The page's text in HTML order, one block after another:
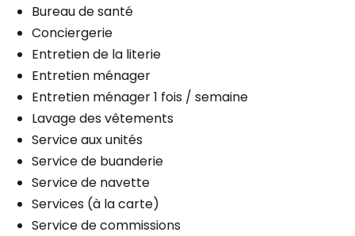
Extérieur
Planifier une visite
Bureau de santé
Conciergerie
Entretien de la literie
Entretien ménager
Entretien ménager 1 fois / semaine
Lavage des vêtements
Service aux unités
Service de buanderie
Service de navette
Services (à la carte)
Service de commissions